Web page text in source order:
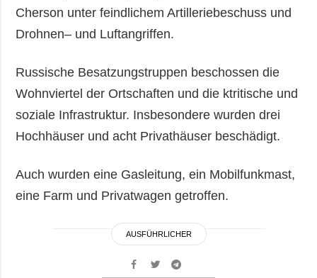
Cherson unter feindlichem Artilleriebeschuss und
Drohnen– und Luftangriffen.
Russische Besatzungstruppen beschossen die
Wohnviertel der Ortschaften und die ktritische und
soziale Infrastruktur. Insbesondere wurden drei
Hochhäuser und acht Privathäuser beschädigt.
Auch wurden eine Gasleitung, ein Mobilfunkmast,
eine Farm und Privatwagen getroffen.
AUSFÜHRLICHER